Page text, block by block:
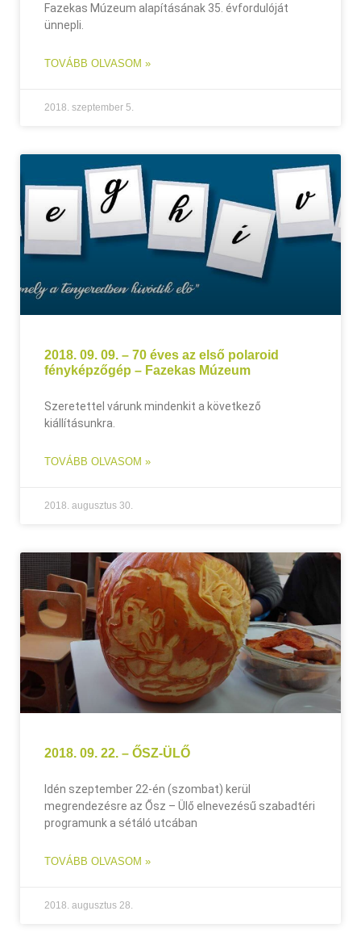
Fazekas Múzeum alapításának 35. évfordulóját
ünnepli.
TOVÁBB OLVASOM »
2018. szeptember 5.
2018. 09. 09. – 70 éves az első polaroid
fényképzőgép – Fazekas Múzeum
Szeretettel várunk mindenkit a következő
kiállításunkra.
TOVÁBB OLVASOM »
2018. augusztus 30.
2018. 09. 22. – ŐSZ-ÜLŐ
Idén szeptember 22-én (szombat) kerül
megrendezésre az Ősz – Ülő elnevezésű szabadtéri
programunk a sétáló utcában
TOVÁBB OLVASOM »
2018. augusztus 28.